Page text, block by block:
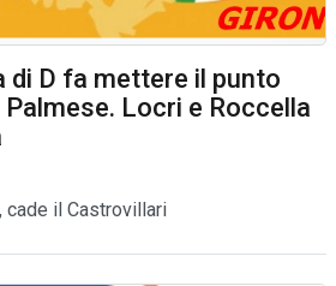
di D fa mettere il punto
Locri e Roccella
cade il Castrovillari